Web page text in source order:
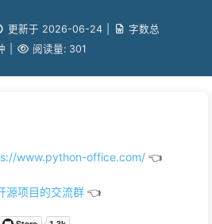
更新于 2026-06-24
字数总
阅读量: 301
www.python-office.com/ 👈
源项目的交流群 👈